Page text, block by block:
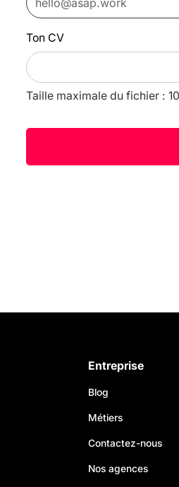
Ton CV
Taille maximale du fichier :
Entreprise
Blog
Métiers
Contactez-nous
Nos agences